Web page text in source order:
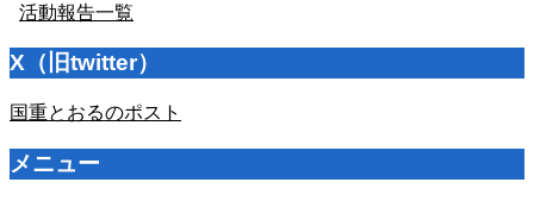
活動報告一覧
X（旧twitter）
国重とおるのポスト
メニュー